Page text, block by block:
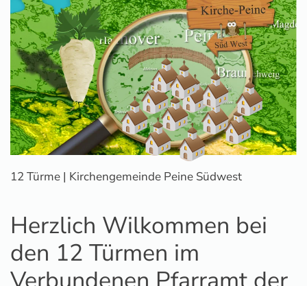
12 Türme | Kirchengemeinde Peine Südwest
Herzlich Wilkommen bei
den 12 Türmen im